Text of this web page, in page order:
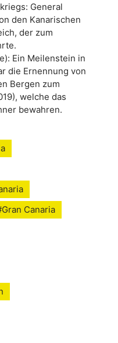
General
den Kanarischen
der zum
Ein Meilenstein in
die Ernennung von
Bergen zum
welche das
bewahren.
Canaria